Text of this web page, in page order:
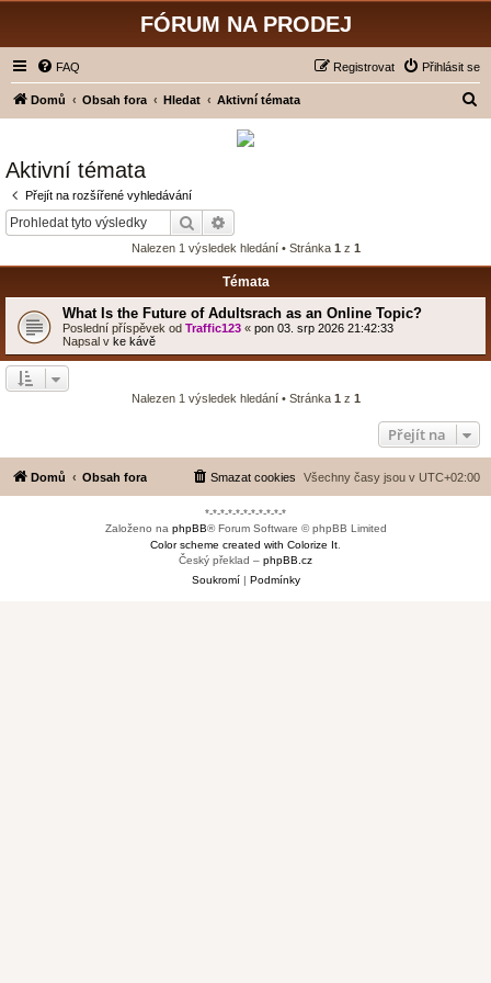
FÓRUM NA PRODEJ
FAQ Přihlásit se
Registrovat
Domů Obsah fora Hledat Aktivní témata
Aktivní témata
Přejít na rozšířené vyhledávání
Hledat
Nalezen 1 výsledek hledání • Stránka 1 z 1
Témata
What Is the Future of Adultsrach as an Online Topic?
Poslední příspěvek od Traffic123 « pon 03. srp 2026 21:42:33
Napsal v ke kávě
Nalezen 1 výsledek hledání • Stránka 1 z 1
Přejít na
Domů Obsah fora Všechny časy jsou v UTC+02:00
Smazat cookies
*-*-*-*-*-*-*-*-*-*-*
Založeno na phpBB® Forum Software © phpBB Limited
Color scheme created with Colorize It
Český překlad – phpBB.cz
Soukromí| Podmínky